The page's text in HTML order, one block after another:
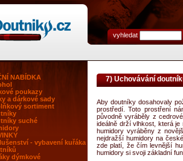
vyhledat
NABÍDKA
poukazy
a dárkové sady
sortiment
suché
- vybavení kuřáka
dýmkové
7) Uchovávání
Aby doutníky dosahovaly
prostředí. Toto prostření
původně vyráběly z
ideálně drží vlhkost, která
humidory vyráběny z
nejdražší humidory na
zde platí, že čím levnější
humidory si svoji základní